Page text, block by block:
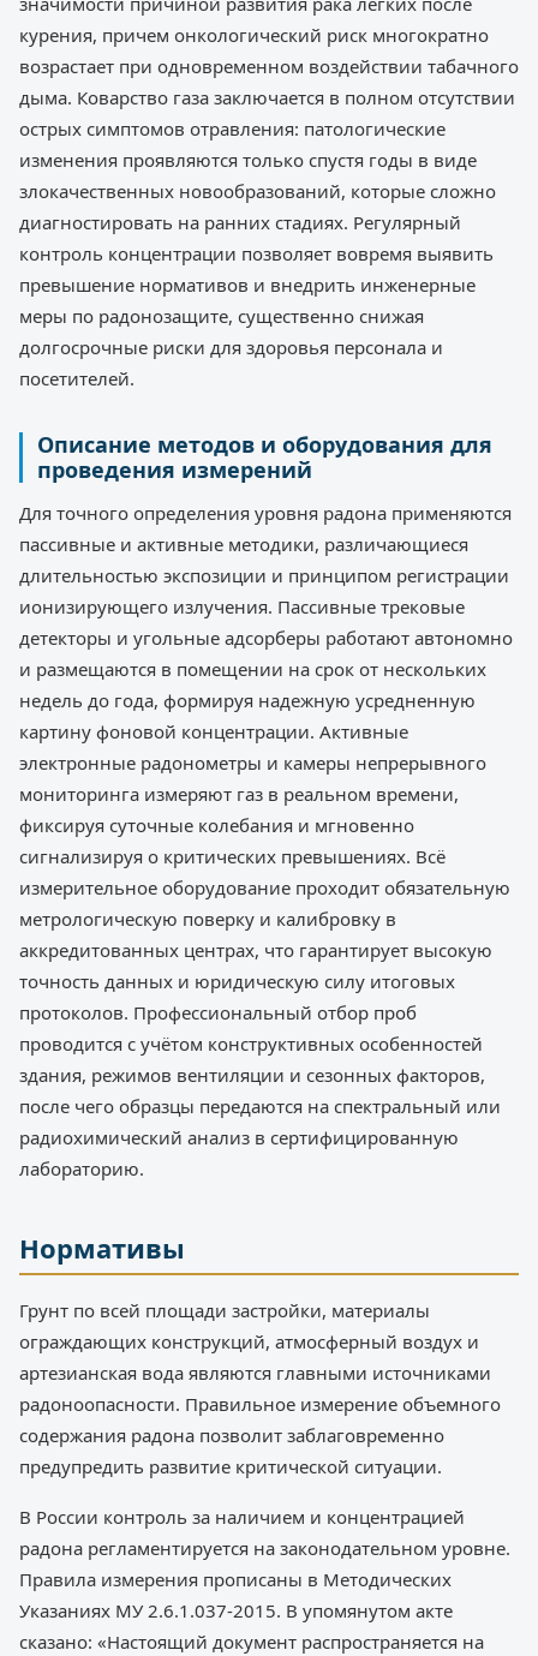
курения, причем онкологический риск многократно
возрастает при одновременном воздействии табачного
дыма. Коварство газа заключается в полном отсутствии
острых симптомов отравления: патологические
изменения проявляются только спустя годы в виде
злокачественных новообразований, которые сложно
диагностировать на ранних стадиях. Регулярный
контроль концентрации позволяет вовремя выявить
превышение нормативов и внедрить инженерные
меры по радонозащите, существенно снижая
долгосрочные риски для здоровья персонала и
посетителей.
Описание методов и оборудования для
проведения измерений
Для точного определения уровня радона применяются
пассивные и активные методики, различающиеся
длительностью экспозиции и принципом регистрации
ионизирующего излучения. Пассивные трековые
детекторы и угольные адсорберы работают автономно
и размещаются в помещении на срок от нескольких
недель до года, формируя надежную усредненную
картину фоновой концентрации. Активные
электронные радонометры и камеры непрерывного
мониторинга измеряют газ в реальном времени,
фиксируя суточные колебания и мгновенно
сигнализируя о критических превышениях. Всё
измерительное оборудование проходит обязательную
метрологическую поверку и калибровку в
аккредитованных центрах, что гарантирует высокую
точность данных и юридическую силу итоговых
протоколов. Профессиональный отбор проб
проводится с учётом конструктивных особенностей
здания, режимов вентиляции и сезонных факторов,
после чего образцы передаются на спектральный или
радиохимический анализ в сертифицированную
лабораторию.
Нормативы
Грунт по всей площади застройки, материалы
ограждающих конструкций, атмосферный воздух и
артезианская вода являются главными источниками
радоноопасности. Правильное измерение объемного
содержания радона позволит заблаговременно
предупредить развитие критической ситуации.
В России контроль за наличием и концентрацией
радона регламентируется на законодательном уровне.
Правила измерения прописаны в Методических
Указаниях МУ 2.6.1.037-2015. В упомянутом акте
сказано: «Настоящий документ распространяется на